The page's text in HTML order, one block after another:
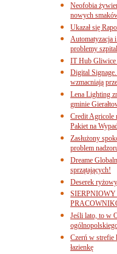
Neofobia
nowych
Ukazał się
Automatyzacja
problemy
IT Hub Gliwice
Digital
wzmacniają
Lena Lighting
gminie
Credit Agricole
Pakiet na
Zasłużony
problem
Dreame
sprzątających!
Deserek
Jeśli lato, to w
Czerń w strefie
łazienkę